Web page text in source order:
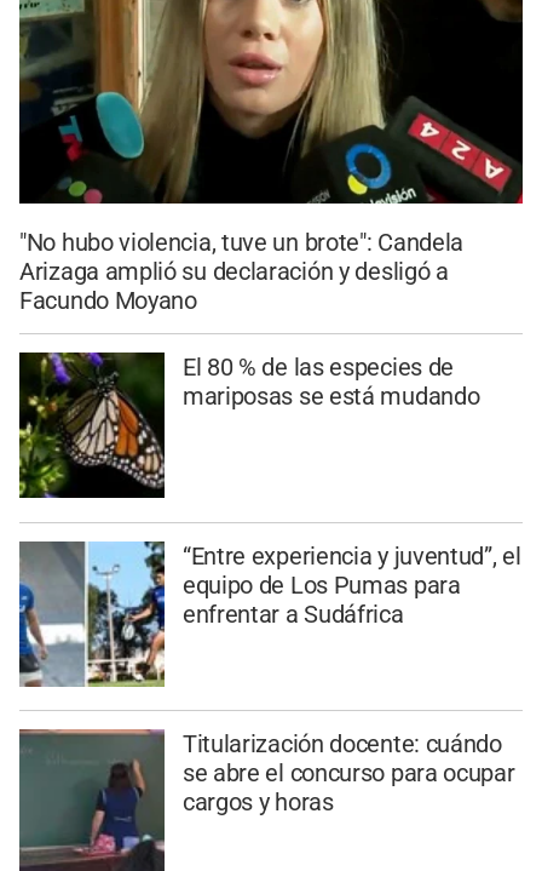
"No hubo violencia, tuve un brote": Candela
Arizaga amplió su declaración y desligó a
Facundo Moyano
El 80 % de las especies de
mariposas se está mudando
“Entre experiencia y juventud”, el
equipo de Los Pumas para
enfrentar a Sudáfrica
Titularización docente: cuándo
se abre el concurso para ocupar
cargos y horas